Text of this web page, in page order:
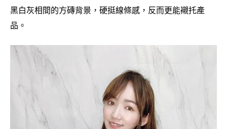
黑白灰相間的方磚背景，硬挺線條感，反而更能襯托產
品。